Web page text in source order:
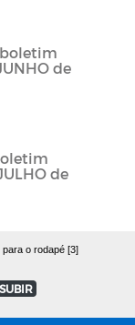
boletim
de
de
para o rodapé [3]
SUBIR